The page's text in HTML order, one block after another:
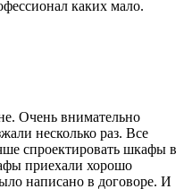
каких мало.
Очень внимательно
несколько раз. Все
спроектировать шкафы в
приехали хорошо
написано в договоре. И